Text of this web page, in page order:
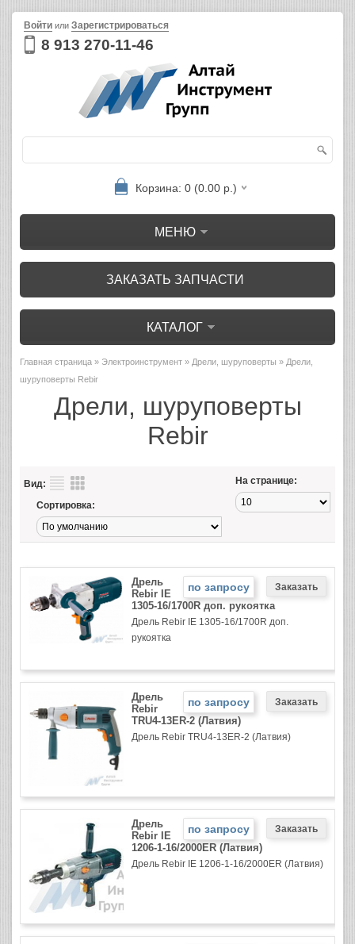
8 913 270-11-46
Войти или Зарегистрироваться
Корзина: 0 (0.00 р.)
МЕНЮ
ЗАКАЗАТЬ ЗАПЧАСТИ
КАТАЛОГ
Главная страница » Электроинструмент » Дрели, шуруповерты » Дрели,
шуруповерты Rebir
Дрели, шуруповерты
Rebir
Вид: На странице:
Сортировка:
по запросу
Дрель
Rebir IE
1305-16/1700R доп. рукоятка
Дрель Rebir IE 1305-16/1700R доп.
рукоятка
по запросу
Дрель
Rebir
TRU4-13ER-2 (Латвия)
Дрель Rebir TRU4-13ER-2 (Латвия)
по запросу
Дрель
Rebir IE
1206-1-16/2000ER (Латвия)
Дрель Rebir IE 1206-1-16/2000ER (Латвия)